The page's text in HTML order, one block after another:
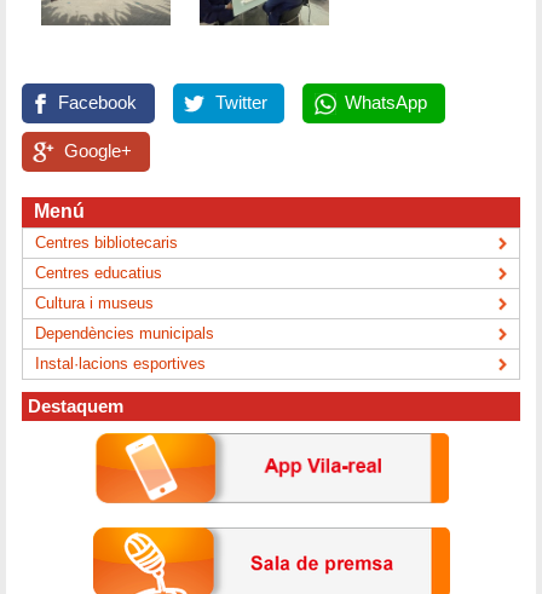
Facebook Twitter WhatsApp
Google+
Menú
Centres bibliotecaris
Centres educatius
Cultura i museus
Dependències municipals
Instal·lacions esportives
Destaquem